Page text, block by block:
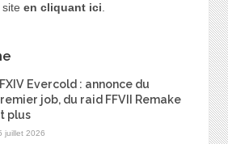
en cliquant ici.
Evercold : annonce du
job, du raid FFVII Remake
plus
juillet 2026